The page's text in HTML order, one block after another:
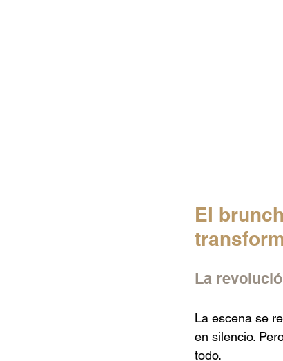
El
La
La escena se
en silencio.
todo.